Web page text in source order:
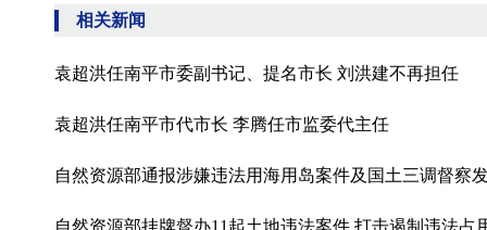
相关新闻
袁超洪任南平市委副书记、提名市长 刘洪建不再担任
袁超洪任南平市代市长 李腾任市监委代主任
自然资源部通报涉嫌违法用海用岛案件及国土三调督察
自然资源部挂牌督办11起土地违法案件 打击遏制违法占